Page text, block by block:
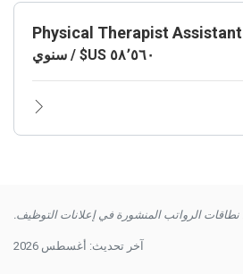
Physical Therapist Assistant
الرواتب المنشورة في إعلانات التوظيف.
آخر تحديث: أغسطس 2026